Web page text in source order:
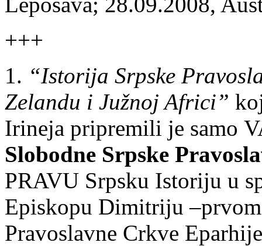
+++
1. “Istorija Srpske
Zelandu i Južnoj Africi”
Irineja pripremili je samo
Slobodne Srpske
PRAVU Srpsku Istoriju u
Episkopu Dimitriju
Pravoslavne Crkve